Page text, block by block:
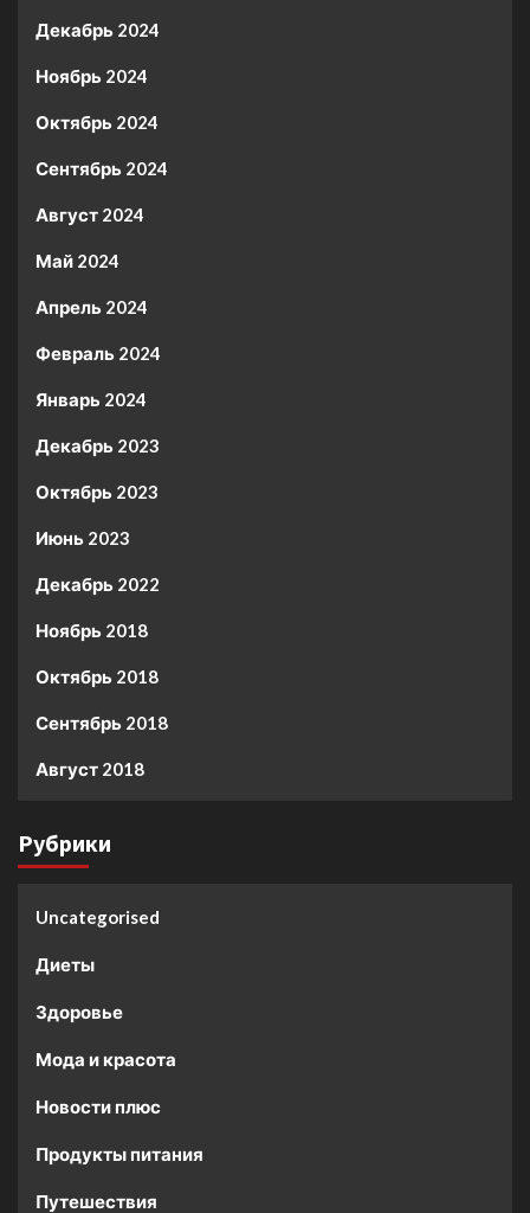
Декабрь 2024
Ноябрь 2024
Октябрь 2024
Сентябрь 2024
Август 2024
Май 2024
Апрель 2024
Февраль 2024
Январь 2024
Декабрь 2023
Октябрь 2023
Июнь 2023
Декабрь 2022
Ноябрь 2018
Октябрь 2018
Сентябрь 2018
Август 2018
Рубрики
Uncategorised
Диеты
Здоровье
Мода и красота
Новости плюс
Продукты питания
Путешествия